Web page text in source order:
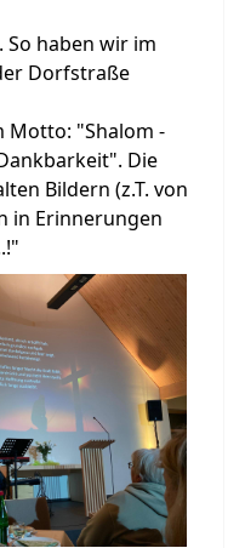
So haben wir im
Dorfstraße
Motto: "Shalom -
Die
Bildern (z.T. von
in Erinnerungen